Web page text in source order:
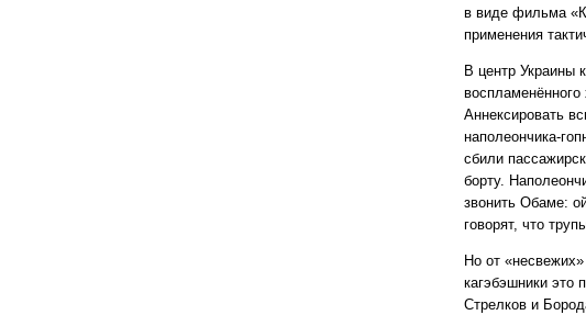
в виде фильма
применения
В центр Украины
воспламенённого
Аннексировать
наполеончика-
сбили
борту.
звонить Обаме:
говорят, что
Но от
кагэбэшники это
Стрелков и